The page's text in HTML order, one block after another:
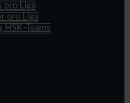
pro Liga
pro Liga
Teams